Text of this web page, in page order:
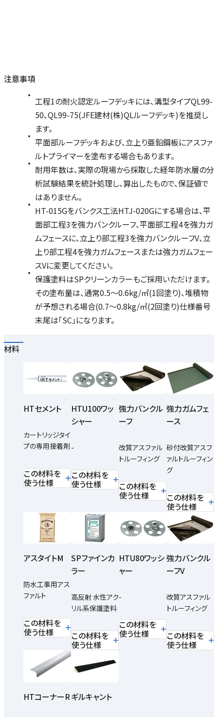
注意事項
工程1の耐火認定ルーフデッキには、溝型タイプQL99-
50、QL99-75(JFE建材(株)QLルーフデッキ)を推奨し
ます。
平面部ルーフデッキおよび、立上り亜鉛鋼板にアスファ
ルトプライマーを塗布する場合もあります。
耐用年数は、実際の現場から採取した経年防水層の分
析試験結果を統計処理し、算出したもので、保証値で
はありません。
HT-015Gをバンクス工法HTJ-020Gにする場合は、平
面部工程3を強力バンクルーフ、平面部工程4を強力ガ
ムフェースに、立上り部工程3を強力バンクルーフV、立
上り部工程4を強力ガムフェースまたは強力ガムフェー
スVに変更してください。
保護塗料はSPクリーンカラーもご採用いただけます。
その塗布量は、通常0.5～0.6kg/㎡(1回塗り)、堆積物
が予想される場合(0.7～0.8kg/㎡(2回塗り)仕様番号
末尾は「SC」になります。
材料
HTセメント
カートリッジタイ
プの専用接着剤
この材料を
使う仕様
HTU100ワッ
シャー
-
この材料を
使う仕様
強力バンクル
ーフ
改質アスファル
トルーフィング
この材料を
使う仕様
強力ガムフェ
ース
砂付改質アスフ
ァルトルーフィン
グ
この材料を
使う仕様
アスタイトM
防水工事用アス
ファルト
この材料を
使う仕様
SPファインカ
ラー
高反射 水性アク
リル系保護塗料
この材料を
使う仕様
HTU80ワッシ
ャー
-
この材料を
使う仕様
強力バンクル
ーフV
改質アスファル
トルーフィング
この材料を
使う仕様
HTコーナーRギルキャント